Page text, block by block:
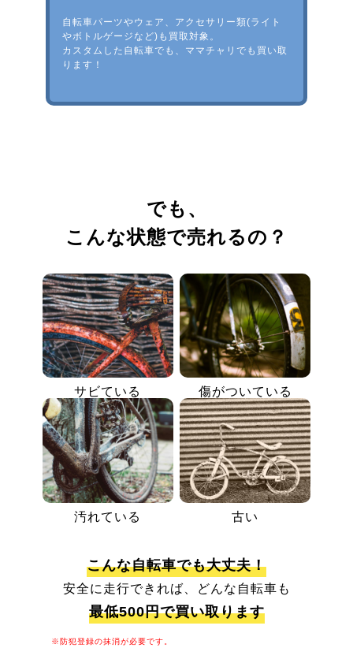
自転車パーツやウェア、アクセサリー類(ライト
やボトルゲージなど)も買取対象。
カスタムした自転車でも、ママチャリでも買い取
ります！
でも、
こんな状態で売れるの？
サビている 傷がついている
汚れている 古い
こんな自転車でも大丈夫！
安全に走行できれば、どんな自転車も
最低500円で買い取ります
※防犯登録の抹消が必要です。